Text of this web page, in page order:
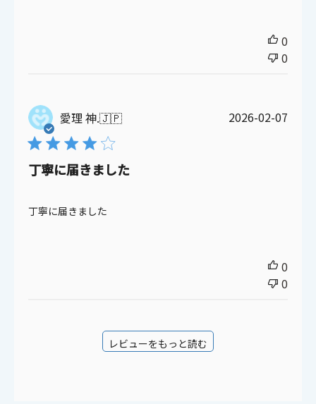
0
0
愛理 神.🇯🇵
丁寧に届きました
丁寧に届きました
公
2026-02-07
0
0
レビューをもっと読む